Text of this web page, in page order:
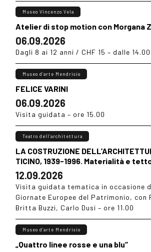
Atelier di stop motion con Morgana
06.09.2026
Museo Vincenzo Vela
Dagli 8 ai 12 anni / CHF 15 – dalle
FELICE VARINI
06.09.2026
Museo d’arte Mendrisio
Visita guidata – ore 15.00
LA COSTRUZIONE
TICINO, 1939-1996. Materialità e
12.09.2026
Teatro dell’architettura
Visita guidata tematica in occasione
Giornate Europee del Patrimonio, con
Britta Buzzi, Carlo Dusi – ore 11.00
„Quattro linee rosse e una blu“
Museo d’arte Mendrisio